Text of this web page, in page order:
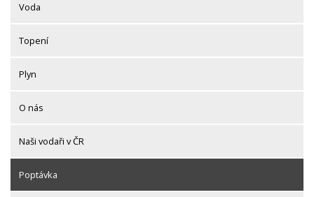
Voda
Topení
Plyn
O nás
Naši vodaři v ČR
Poptávka